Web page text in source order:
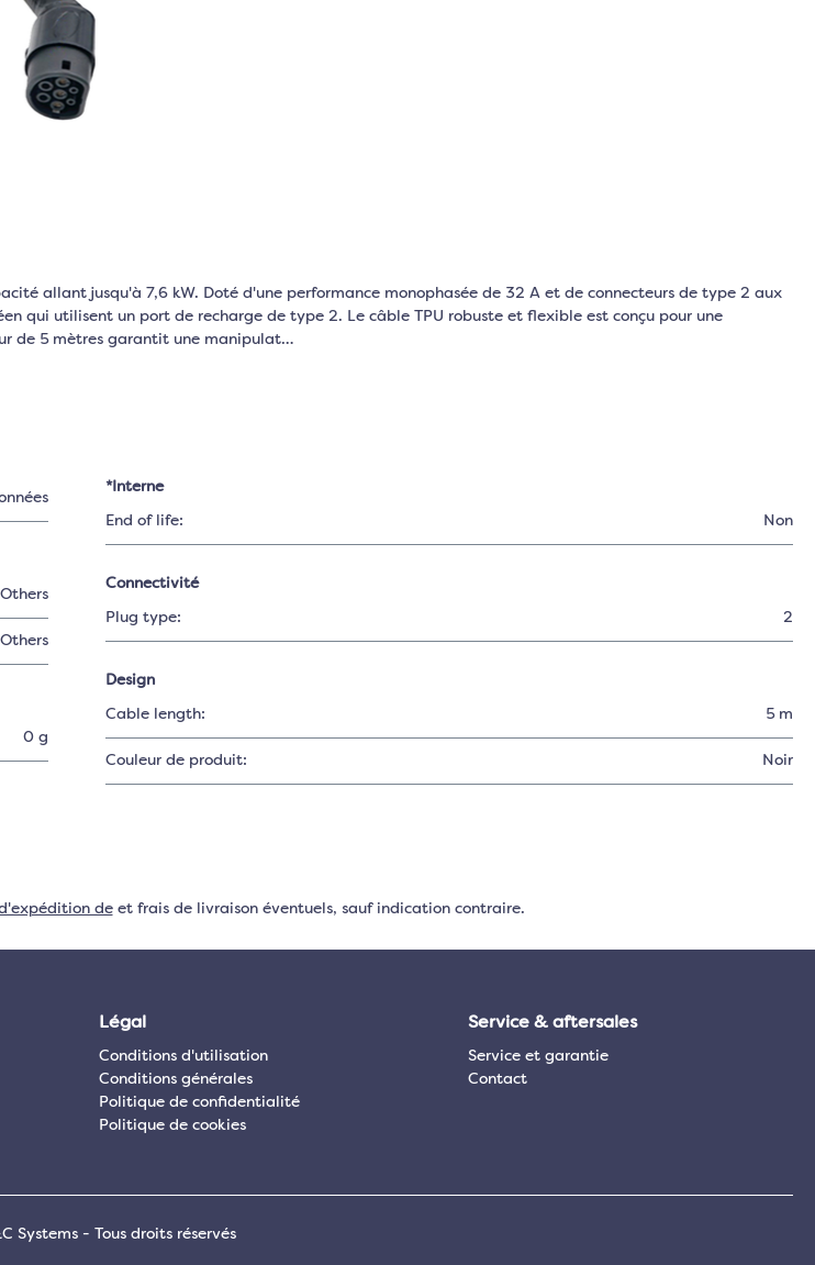
allant jusqu'à 7,6 kW. Doté d'une performance monophasée de 32 A et de connecteurs de type 2 aux
qui utilisent un port de recharge de type 2. Le câble TPU robuste et flexible est conçu pour une
de 5 mètres garantit une manipulat…
*Interne
End of life: Non
Others
Others
Connectivité
Plug type: 2
Design
Cable length: 5 m
Couleur de produit: Noir
0 g
deet frais de livraison éventuels, sauf indication contraire.
Légal
Conditions d'utilisation
Conditions générales
Politique de confidentialité
Politique de cookies
Service & aftersales
Service et garantie
Contact
Systems - Tous droits réservés